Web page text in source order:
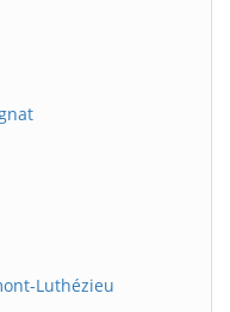
Luthézieu